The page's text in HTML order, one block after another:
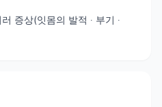
증상(잇몸의 발적 ∙ 부기 ∙